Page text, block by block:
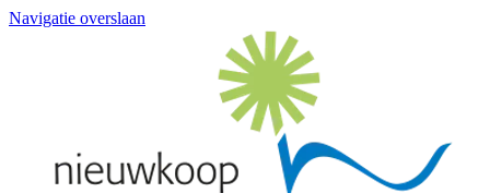
Navigatie overslaan